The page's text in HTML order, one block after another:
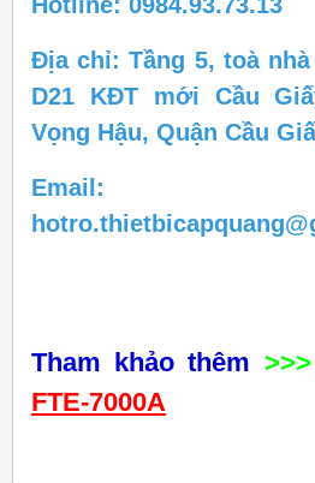
Địa chỉ: Tầng 5, toà
D21 KĐT mới Cầu
Vọng Hậu, Quận Cầu
Email:
Tham khảo thêm >>>
FTE-7000A